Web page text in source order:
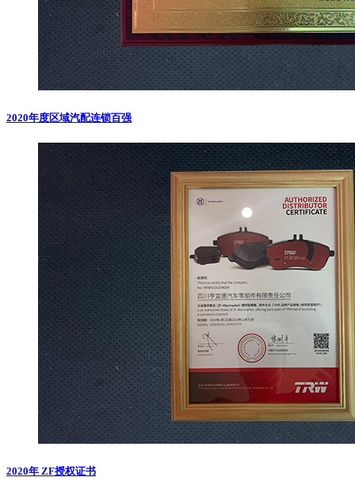
2020年度区域汽配连锁百强
2020年 ZF授权证书